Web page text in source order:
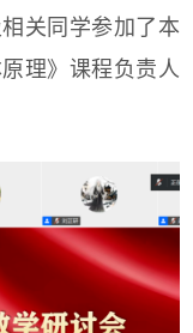
关同学参加了本
理》课程负责人